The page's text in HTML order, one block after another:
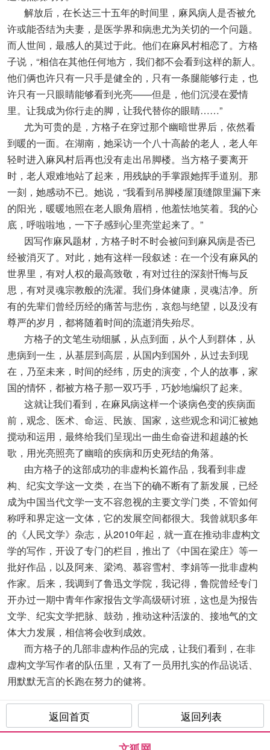
解放后，在长达三十五年的时间里，麻风病人是否被允
许或能否结为夫妻，是医学界和病患尤为关切的一个问题。
而人世间，最感人的莫过于此。他们在麻风村相恋了。方格
子说，“相信在其他任何地方，我们都不会看到这样的新人。
他们俩也许只有一只手是健全的，只有一条腿能够行走，也
许只有一只眼睛能够看到光亮——但是，他们沉浸在爱情
里。让我成为你行走的脚，让我代替你的眼睛……”
尤为可贵的是，方格子在穿过那个幽暗世界后，依然看
到暖的一面。在湖南，她采访一个八十高龄的老人，老人年
轻时进入麻风村后再也没有走出吊脚楼。当方格子要离开
时，老人艰难地站了起来，用残缺的手掌跟她挥手道别。那
一刻，她感动不已。她说，“我看到吊脚楼屋顶缝隙里漏下来
的阳光，暖暖地照在老人眼角眉梢，他羞怯地笑着。我的心
底，呼啦啦地，一下子感到心里亮堂起来了。”
因写作麻风题材，方格子时不时会被问到麻风病是否已
经被消灭了。对此，她有这样一段叙述：在一个没有麻风的
世界里，有对人权的最高致敬，有对过往的深刻忏悔与反
思，有对灵魂宗教般的洗濯。我们身体健康，灵魂洁净。所
有的先辈们曾经历经的痛苦与悲伤，哀怨与绝望，以及没有
尊严的岁月，都将随着时间的流逝消失殆尽。
方格子的文笔生动细腻，从点到面，从个人到群体，从
患病到一生，从基层到高层，从国内到国外，从过去到现
在，乃至未来，时间的经纬，历史的演变，个人的故事，家
国的情怀，都被方格子那一双巧手，巧妙地编织了起来。
这就让我们看到，在麻风病这样一个谈病色变的疾病面
前，观念、医术、命运、民族、国家，这些观念和词汇被她
搅动和运用，最终给我们呈现出一曲生命奋进和超越的长
歌，用光亮照亮了幽暗的疾病和历史死结的角落。
由方格子的这部成功的非虚构长篇作品，我看到非虚
构、纪实文学这一文类，在当下的确不断有了新发展，已经
成为中国当代文学一支不容忽视的主要文学门类，不管如何
称呼和界定这一文体，它的发展空间都很大。我曾就职多年
的《人民文学》杂志，从2010年起，就一直在推动非虚构文
学的写作，开设了专门的栏目，推出了《中国在梁庄》等一
批好作品，以及阿来、梁鸿、慕容雪村、李娟等一批非虚构
作家。后来，我调到了鲁迅文学院，我记得，鲁院曾经专门
开办过一期中青年作家报告文学高级研讨班，这也是为报告
文学、纪实文学把脉、鼓劲，推动这种活泼的、接地气的文
体大力发展，相信将会收到成效。
而方格子的几部非虚构作品的完成，让我们看到，在非
虚构文学写作者的队伍里，又有了一员用扎实的作品说话、
用默默无言的长跑在努力的健将。
返回首页 返回列表